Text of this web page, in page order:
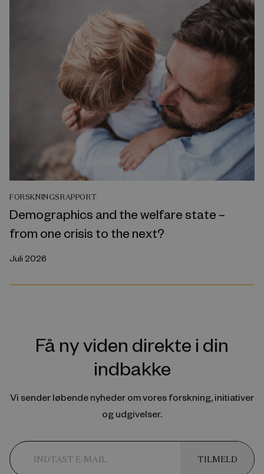
FORSKNINGSRAPPORT
Demographics and the welfare state –
from one crisis to the next?
Juli 2026
Få ny viden direkte i din
indbakke
Vi sender løbende nyheder om vores forskning, initiativer
og udgivelser.
TILMELD